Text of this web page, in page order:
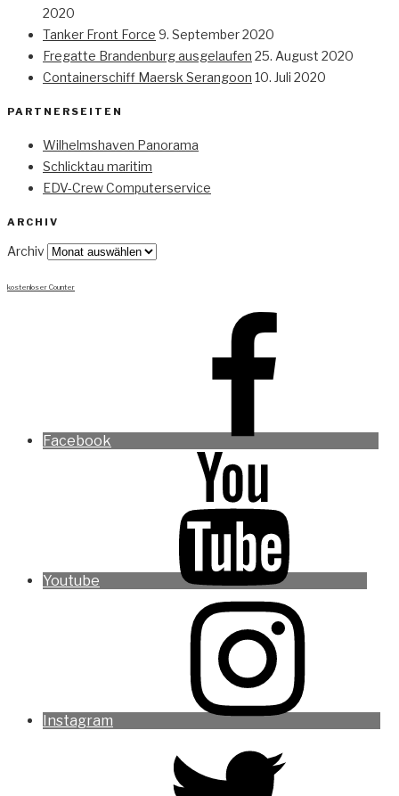
2020
Tanker Front Force 9. September 2020
Fregatte Brandenburg ausgelaufen 25. August 2020
Containerschiff Maersk Serangoon 10. Juli 2020
PARTNERSEITEN
Wilhelmshaven Panorama
Schlicktau maritim
EDV-Crew Computerservice
ARCHIV
Archiv
kostenloser Counter
Facebook
Youtube
Instagram